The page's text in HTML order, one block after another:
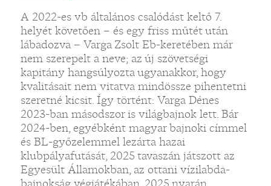
A 2022-es vb általános csalódást keltő 7.
helyét követően – és egy friss műtét után
lábadozva – Varga Zsolt Eb-keretében már
nem szerepelt a neve; az új szövetségi
kapitány hangsúlyozta ugyanakkor, hogy
kvalitásait nem vitatva mindössze pihentetni
szeretné kicsit. Így történt: Varga Dénes
2023-ban másodszor is világbajnok lett. Bár
2024-ben, egyébként magyar bajnoki címmel
és BL-győzelemmel lezárta hazai
klubpályafutását, 2025 tavaszán játszott az
Egyesült Államokban, az ottani vízilabda-